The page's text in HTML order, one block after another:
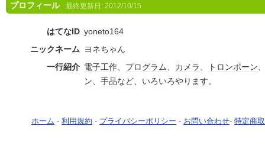
プロフィール 最終更新日: 2012/10/15
はてなID yoneto164
ニックネーム ヨネちゃん
一行紹介 電子工作、 プログラム、 カメラ、 トロンボーン
ン、 手品など、いろいろやり ます。
ホーム - 利用規約 - プライバシーポリシー - お問い合わせ- 特定商